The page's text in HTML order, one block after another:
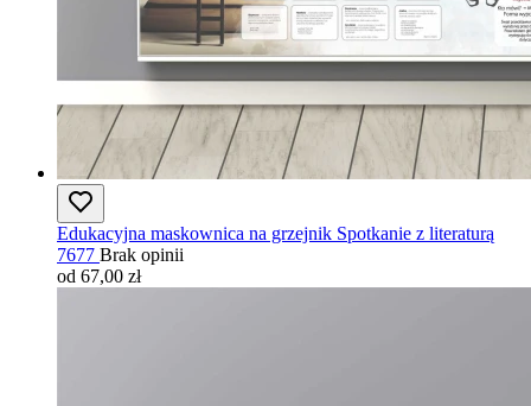
Edukacyjna maskownica na grzejnik Spotkanie z literaturą
7677 Brak opinii
od 67,00 zł